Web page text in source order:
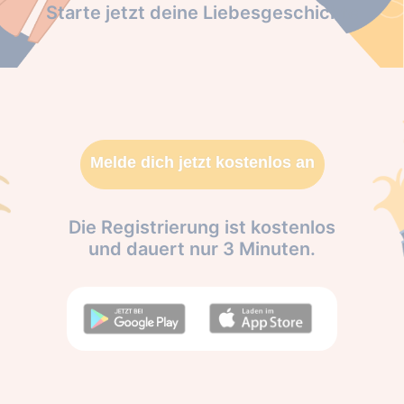
Starte jetzt deine Liebesgeschichte
Melde dich jetzt kostenlos an
Die Registrierung ist kostenlos
und dauert nur 3 Minuten.